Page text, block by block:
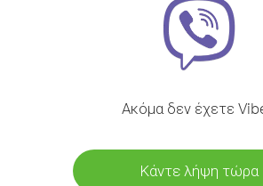
Ακόμα δεν έχετε
Κάντε λήψη τώρα